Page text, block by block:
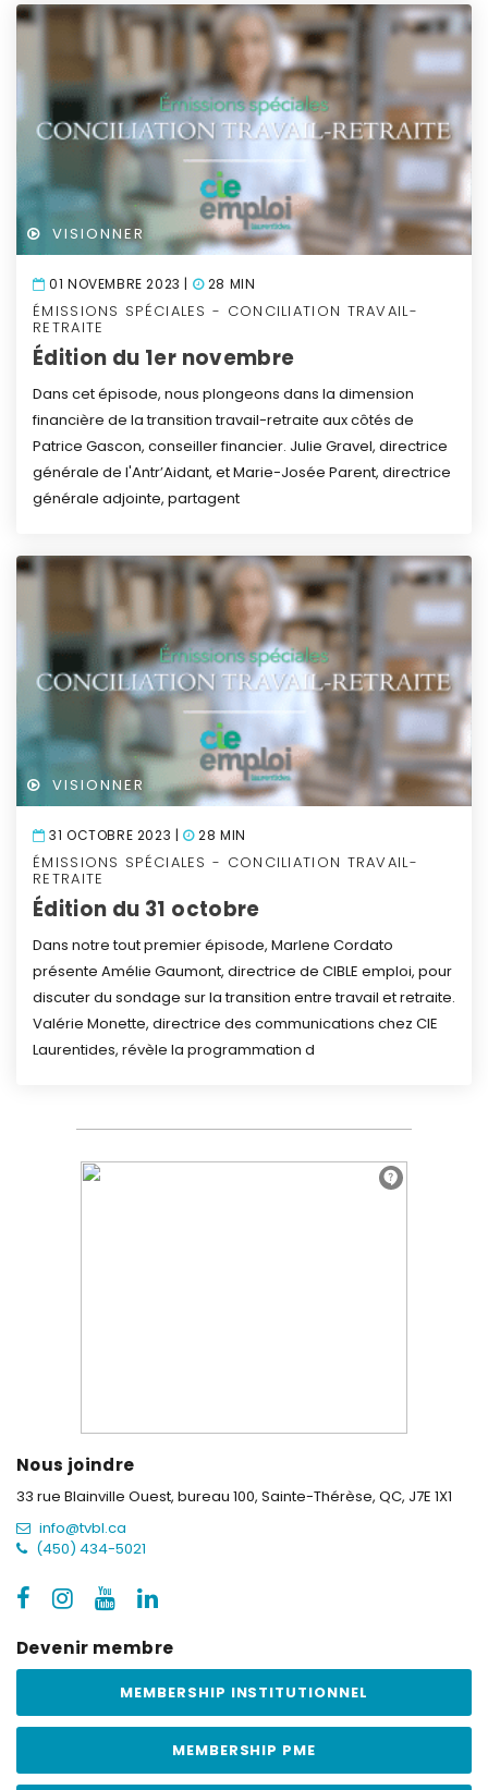
VISIONNER
01 NOVEMBRE 2023 | 28 MIN
ÉMISSIONS SPÉCIALES - CONCILIATION TRAVAIL-
RETRAITE
Édition du 1er novembre
Dans cet épisode, nous plongeons dans la dimension
financière de la transition travail-retraite aux côtés de
Patrice Gascon, conseiller financier. Julie Gravel, directrice
générale de l'Antr’Aidant, et Marie-Josée Parent, directrice
générale adjointe, partagent
VISIONNER
31 OCTOBRE 2023 | 28 MIN
ÉMISSIONS SPÉCIALES - CONCILIATION TRAVAIL-
RETRAITE
Édition du 31 octobre
Dans notre tout premier épisode, Marlene Cordato
présente Amélie Gaumont, directrice de CIBLE emploi, pour
discuter du sondage sur la transition entre travail et retraite.
Valérie Monette, directrice des communications chez CIE
Laurentides, révèle la programmation d
Nous joindre
33 rue Blainville Ouest, bureau 100, Sainte-Thérèse, QC, J7E 1X1
info@tvbl.ca
(450) 434-5021
Devenir membre
MEMBERSHIP INSTITUTIONNEL
MEMBERSHIP PME